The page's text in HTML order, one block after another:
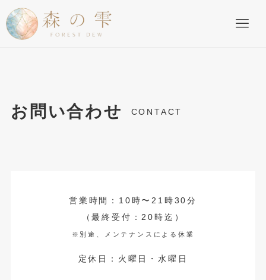
お問い合わせ CONTACT
営業時間：10時〜21時30分
（最終受付：20時迄）
※別途、メンテナンスによる休業
定休日：火曜日・水曜日